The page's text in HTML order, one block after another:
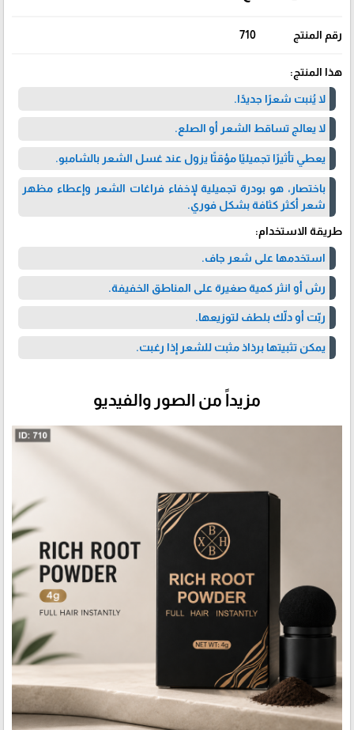
رقم المنتج 710
هذا المنتج:
لا يُنبت شعرًا جديدًا.
لا يعالج تساقط الشعر أو الصلع.
يعطي تأثيرًا تجميليًا مؤقتًا يزول عند غسل الشعر بالشامبو.
باختصار، هو بودرة تجميلية لإخفاء فراغات الشعر وإعطاء مظهر
شعر أكثر كثافة بشكل فوري.
طريقة الاستخدام:
استخدمها على شعر جاف.
رش أو انثر كمية صغيرة على المناطق الخفيفة.
ربّت أو دلّك بلطف لتوزيعها.
يمكن تثبيتها برذاذ مثبت للشعر إذا رغبت.
مزيداً من الصور والفيديو